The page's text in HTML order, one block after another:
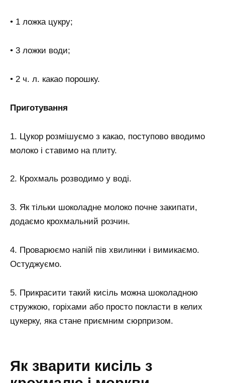
• 1 ложка цукру;
• 3 ложки води;
• 2 ч. л. какао порошку.
Приготування
1. Цукор розмішуємо з какао, поступово вводимо
молоко і ставимо на плиту.
2. Крохмаль розводимо у воді.
3. Як тільки шоколадне молоко почне закипати,
додаємо крохмальний розчин.
4. Проварюємо напій пів хвилинки і вимикаємо.
Остуджуємо.
5. Прикрасити такий кисіль можна шоколадною
стружкою, горіхами або просто покласти в келих
цукерку, яка стане приємним сюрпризом.
Як зварити кисіль з